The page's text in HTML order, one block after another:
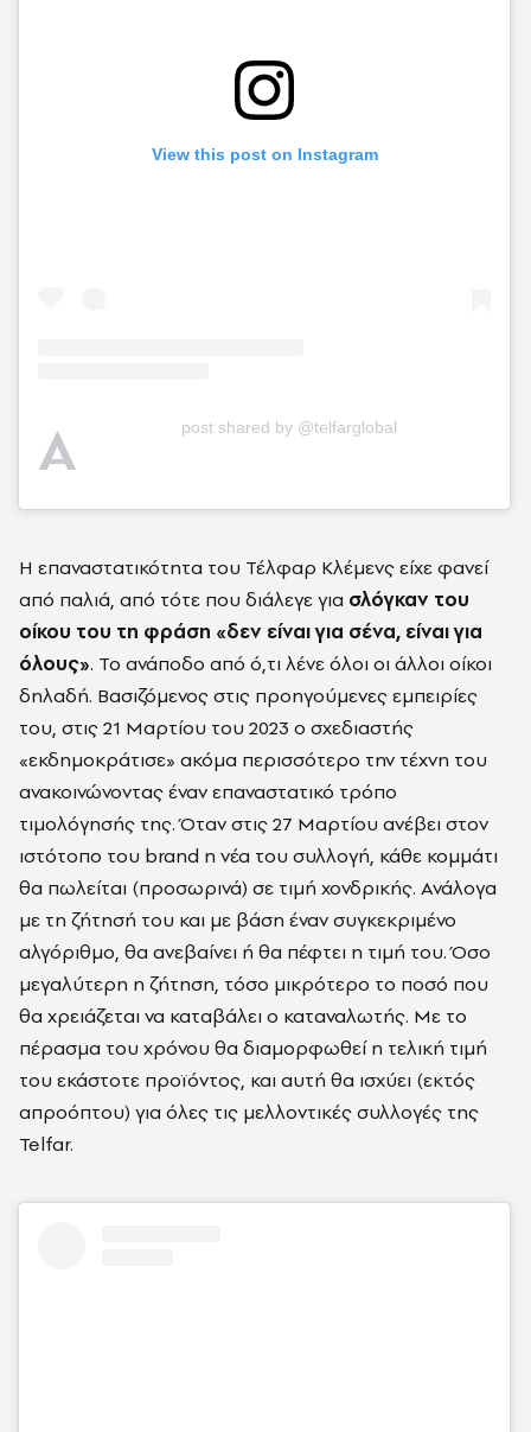
View this post on Instagram
A post shared by @telfarglobal
Η επαναστατικότητα του Τέλφαρ Κλέμενς είχε φανεί
από παλιά, από τότε που διάλεγε για σλόγκαν του
οίκου του τη φράση «δεν είναι για σένα, είναι για
όλους». Το ανάποδο από ό,τι λένε όλοι οι άλλοι οίκοι
δηλαδή. Βασιζόμενος στις προηγούμενες εμπειρίες
του, στις 21 Μαρτίου του 2023 ο σχεδιαστής
«εκδημοκράτισε» ακόμα περισσότερο την τέχνη του
ανακοινώνοντας έναν επαναστατικό τρόπο
τιμολόγησής της. Όταν στις 27 Μαρτίου ανέβει στον
ιστότοπο του brand η νέα του συλλογή, κάθε κομμάτι
θα πωλείται (προσωρινά) σε τιμή χονδρικής. Ανάλογα
με τη ζήτησή του και με βάση έναν συγκεκριμένο
αλγόριθμο, θα ανεβαίνει ή θα πέφτει η τιμή του. Όσο
μεγαλύτερη η ζήτηση, τόσο μικρότερο το ποσό που
θα χρειάζεται να καταβάλει ο καταναλωτής. Με το
πέρασμα του χρόνου θα διαμορφωθεί η τελική τιμή
του εκάστοτε προϊόντος, και αυτή θα ισχύει (εκτός
απροόπτου) για όλες τις μελλοντικές συλλογές της
Telfar.